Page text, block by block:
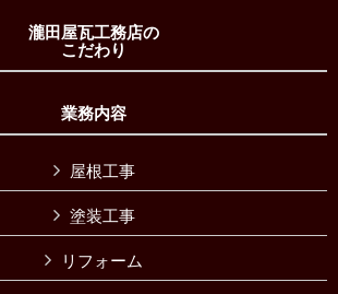
瀧田屋瓦工務店の
こだわり
業務内容
屋根工事
塗装工事
リフォーム